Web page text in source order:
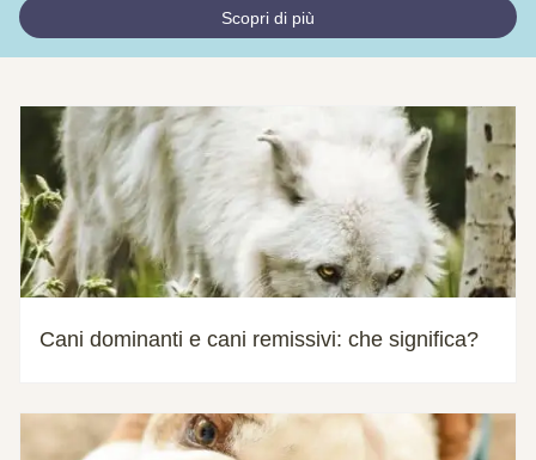
Scopri di più
Cani dominanti e cani remissivi: che significa?